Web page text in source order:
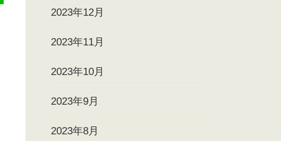
2023年12月
2023年11月
2023年10月
2023年9月
2023年8月